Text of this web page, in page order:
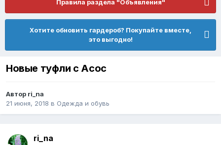
Правила раздела "Объявления"
Хотите обновить гардероб? Покупайте вместе,
это выгодно!
Новые туфли с Асос
Автор ri_na
21 июня, 2018 в Одежда и обувь
ri_na